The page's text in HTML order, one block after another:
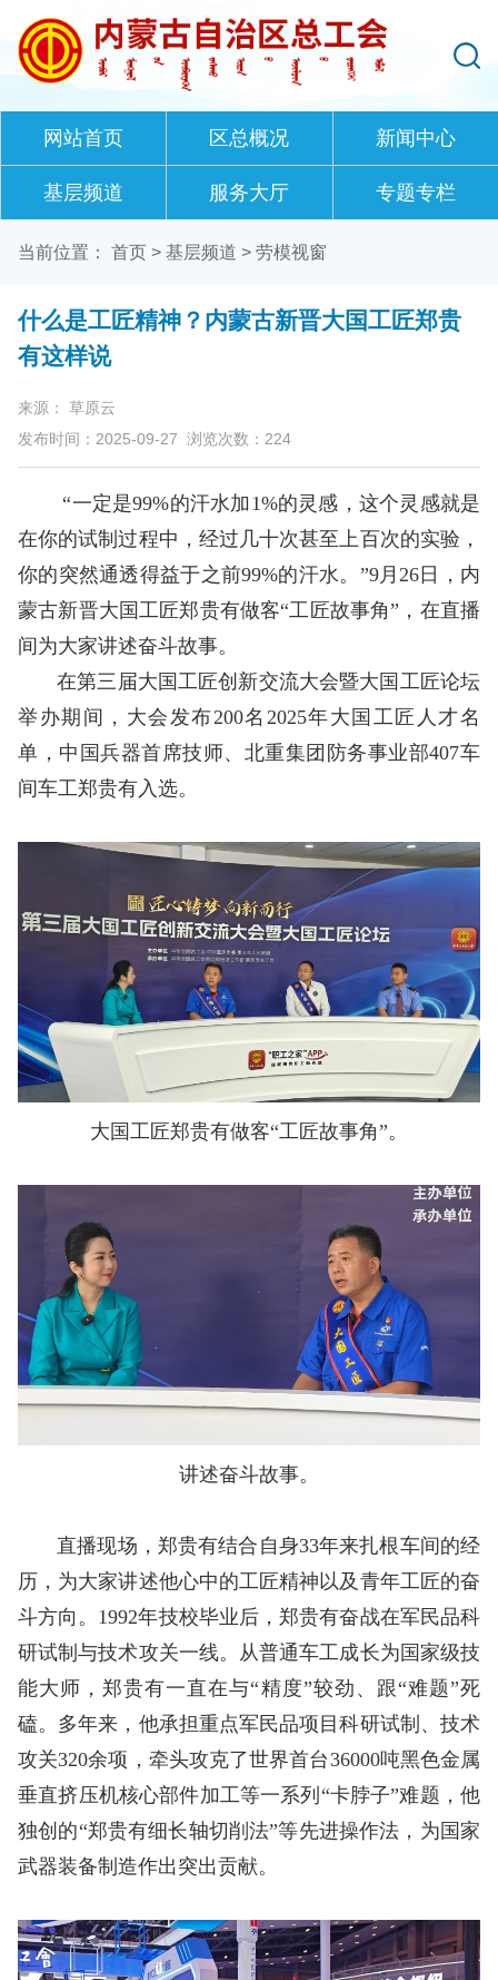
网站首页 区总概况 新闻中心
基层频道 服务大厅 专题专栏
当前位置： 首页 > 基层频道 > 劳模视窗
什么是工匠精神？内蒙古新晋大国工匠郑贵
有这样说
来源： 草原云
发布时间：2025-09-27 浏览次数： 224
“一定是99%的汗水加1%的灵感，这个灵感就是
在你的试制过程中，经过几十次甚至上百次的实验，
你的突然通透得益于之前99%的汗水。”9月26日，内
蒙古新晋大国工匠郑贵有做客“工匠故事角”，在直播
间为大家讲述奋斗故事。
在第三届大国工匠创新交流大会暨大国工匠论坛
举办期间，大会发布200名2025年大国工匠人才名
单，中国兵器首席技师、北重集团防务事业部407车
间车工郑贵有入选。
大国工匠郑贵有做客“工匠故事角”。
讲述奋斗故事。
直播现场，郑贵有结合自身33年来扎根车间的经
历，为大家讲述他心中的工匠精神以及青年工匠的奋
斗方向。1992年技校毕业后，郑贵有奋战在军民品科
研试制与技术攻关一线。从普通车工成长为国家级技
能大师，郑贵有一直在与“精度”较劲、跟“难题”死
磕。多年来，他承担重点军民品项目科研试制、技术
攻关320余项，牵头攻克了世界首台36000吨黑色金属
垂直挤压机核心部件加工等一系列“卡脖子”难题，他
独创的“郑贵有细长轴切削法”等先进操作法，为国家
武器装备制造作出突出贡献。